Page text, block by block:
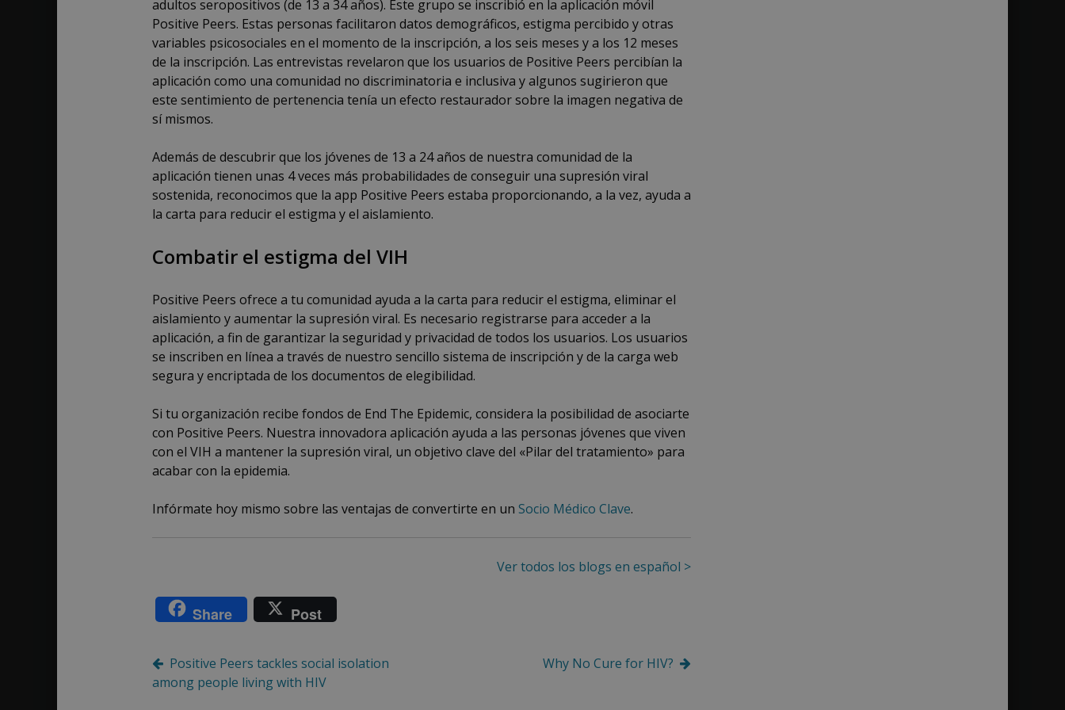
adultos seropositivos (de 13 a 34 años). Este grupo se inscribió en la aplicación móvil
Positive Peers. Estas personas facilitaron datos demográficos, estigma percibido y otras
variables psicosociales en el momento de la inscripción, a los seis meses y a los 12 meses
de la inscripción. Las entrevistas revelaron que los usuarios de Positive Peers percibían la
aplicación como una comunidad no discriminatoria e inclusiva y algunos sugirieron que
este sentimiento de pertenencia tenía un efecto restaurador sobre la imagen negativa de
sí mismos.
Además de descubrir que los jóvenes de 13 a 24 años de nuestra comunidad de la
aplicación tienen unas 4 veces más probabilidades de conseguir una supresión viral
sostenida, reconocimos que la app Positive Peers estaba proporcionando, a la vez, ayuda a
la carta para reducir el estigma y el aislamiento.
Combatir el estigma del VIH
Positive Peers ofrece a tu comunidad ayuda a la carta para reducir el estigma, eliminar el
aislamiento y aumentar la supresión viral. Es necesario registrarse para acceder a la
aplicación, a fin de garantizar la seguridad y privacidad de todos los usuarios. Los usuarios
se inscriben en línea a través de nuestro sencillo sistema de inscripción y de la carga web
segura y encriptada de los documentos de elegibilidad.
Si tu organización recibe fondos de End The Epidemic, considera la posibilidad de asociarte
con Positive Peers. Nuestra innovadora aplicación ayuda a las personas jóvenes que viven
con el VIH a mantener la supresión viral, un objetivo clave del «Pilar del tratamiento» para
acabar con la epidemia.
Infórmate hoy mismo sobre las ventajas de convertirte en un Socio Médico Clave.
Ver todos los blogs en español >
Share Post
Post
navigation
Positive Peers tackles social isolation
among people living with HIV
Why No Cure for HIV?